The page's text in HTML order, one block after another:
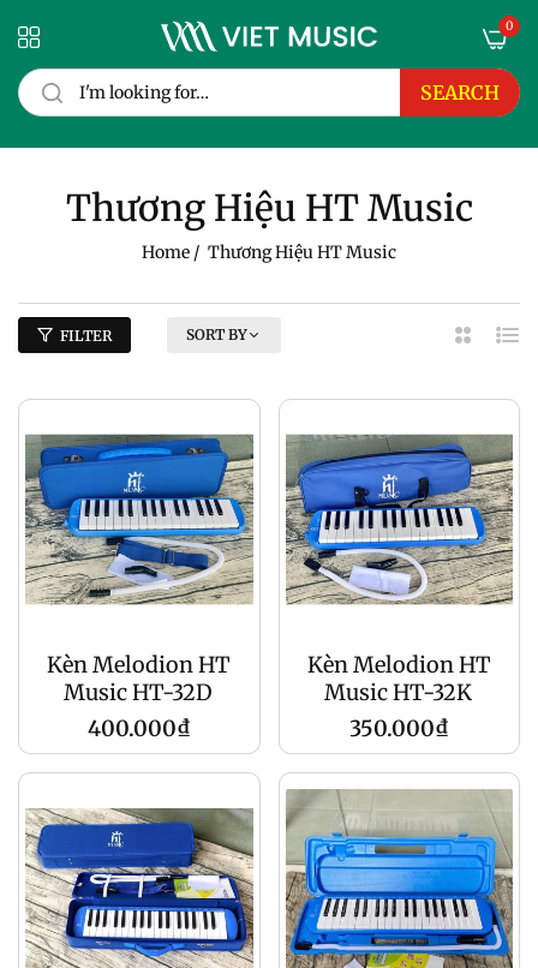
SEARCH
0
Thương Hiệu HT Music
Home / Thương Hiệu HT Music
FILTER SORT BY
2
List
Kèn Melodion HT
Music HT-32D
Regular
400.000₫
Kèn Melodion HT
Music HT-32K
Regular
350.000₫